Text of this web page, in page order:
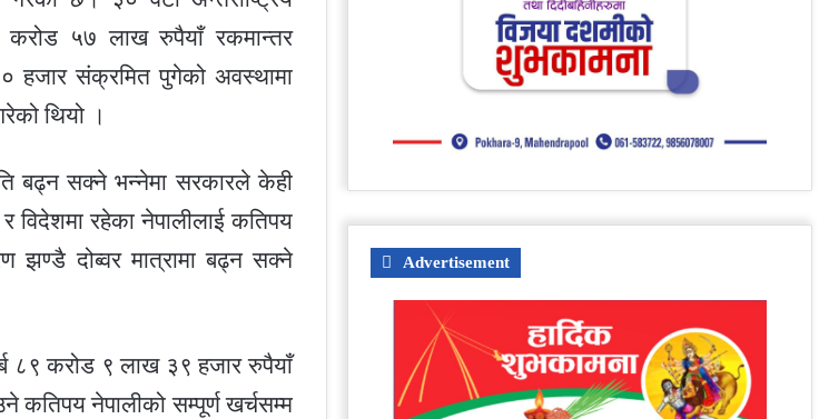
करोड ५७ लाख रुपैयाँ रकमान्तर
हजार संक्रमित पुगेको अवस्थामा
थियो ।
बढ्न सक्ने भन्नेमा सरकारले केही
विदेशमा रहेका नेपालीलाई कतिपय
दोब्वर मात्रामा बढ्न सक्ने
८९ करोड ९ लाख ३९ हजार रुपैयाँ
नेपालीको सम्पूर्ण खर्चसम्म
Advertisement